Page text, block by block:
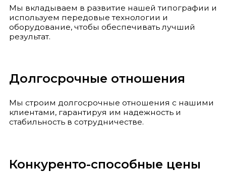
Мы вкладываем в развитие нашей типографии и
используем передовые технологии и
оборудование, чтобы обеспечивать лучший
результат.
Долгосрочные отношения
Мы строим долгосрочные отношения с нашими
клиентами, гарантируя им надежность и
стабильность в сотрудничестве.
Конкуренто-способные цены